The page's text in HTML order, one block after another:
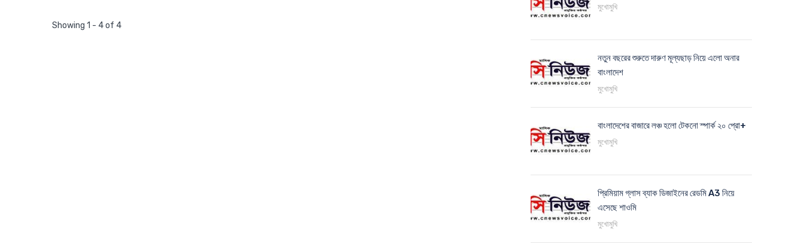
Showing 1 - 4 of 4
মুখোমুখি
নতুন বছরের শুরুতে দারুণ মূল্যছাড় নিয়ে এলো অনার
বাংলাদেশ
মুখোমুখি
বাংলাদেশের বাজারে লঞ্চ হলো টেকনো স্পার্ক ২০ প্রো+
মুখোমুখি
প্রিমিয়াম গ্লাস ব্যাক ডিজাইনের রেডমি A3 নিয়ে
এসেছে শাওমি
মুখোমুখি